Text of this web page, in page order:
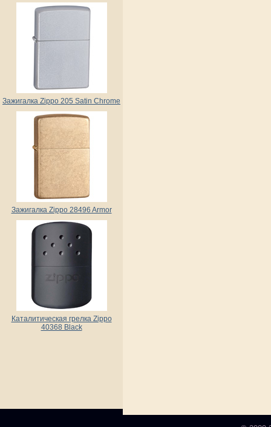
Зажигалка Zippo 205 Satin Chrome
Зажигалка Zippo 28496 Armor
Каталитическая грелка Zippo
40368 Black